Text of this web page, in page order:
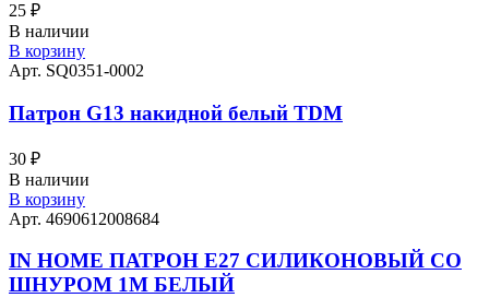
25 ₽
В наличии
В корзину
Арт. SQ0351-0002
Патрон G13 накидной белый TDM
30 ₽
В наличии
В корзину
Арт. 4690612008684
IN HOME ПАТРОН Е27 СИЛИКОНОВЫЙ СО
ШНУРОМ 1М БЕЛЫЙ